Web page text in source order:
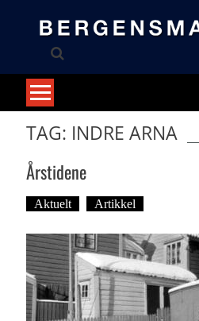
TAG: INDRE ARNA
Årstidene
Aktuelt Artikkel